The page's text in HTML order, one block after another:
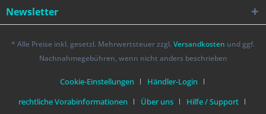
Newsletter
* Alle Preise inkl. gesetzl. Mehrwertsteuer zzgl. Versandkosten und ggf.
Nachnahmegebühren, wenn nicht anders beschrieben
Cookie-Einstellungen
Händler-Login
rechtliche Vorabinformationen
Über uns
Hilfe / Support